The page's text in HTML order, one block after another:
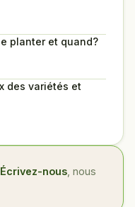
planter et quand?
des variétés et
Écrivez-nous , nous